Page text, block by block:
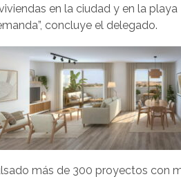
en la ciudad y en la playa
concluye el delegado.
más de 300 proyectos con